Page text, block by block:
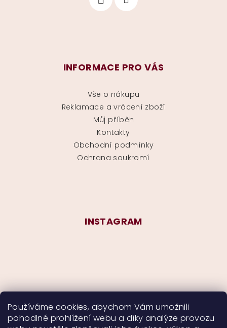
Používáme cookies, abychom Vám umožnili
pohodlné prohlížení webu a díky analýze provozu
INFORMACE PRO VÁS
Vše o nákupu
Reklamace a vrácení zboží
Můj příběh
Kontakty
Obchodní podmínky
Ochrana soukromí
INSTAGRAM
Sledovat na Instagramu